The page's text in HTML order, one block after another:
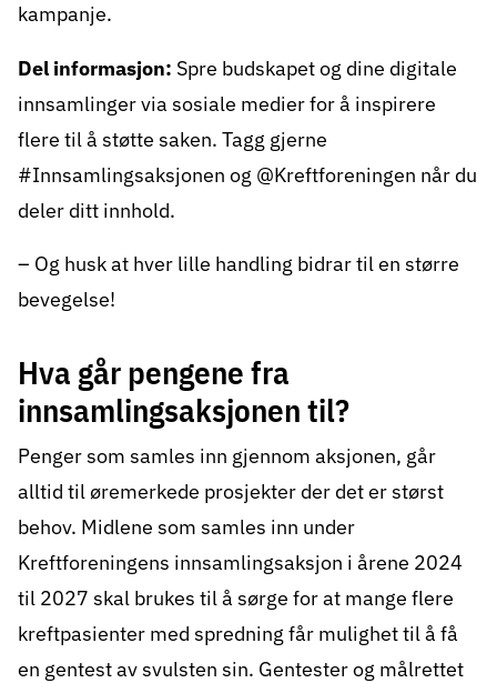
kampanje.
Del informasjon: Spre budskapet og dine digitale
innsamlinger via sosiale medier for å inspirere
flere til å støtte saken. Tagg gjerne
#Innsamlingsaksjonen og @Kreftforeningen når du
deler ditt innhold.
– Og husk at hver lille handling bidrar til en større
bevegelse!
Hva går pengene fra
innsamlingsaksjonen til?
Penger som samles inn gjennom aksjonen, går
alltid til øremerkede prosjekter der det er størst
behov. Midlene som samles inn under
Kreftforeningens innsamlingsaksjon i årene 2024
til 2027 skal brukes til å sørge for at mange flere
kreftpasienter med spredning får mulighet til å få
en gentest av svulsten sin. Gentester og målrettet